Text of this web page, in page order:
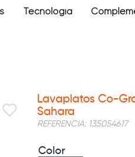
Tecnología
Lavaplatos Co-
Sahara
REFERENCIA: 135054617
Color